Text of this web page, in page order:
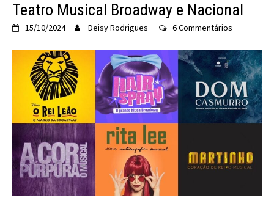
Teatro Musical Broadway e Nacional
15/10/2024 Deisy Rodrigues 6 Commentários